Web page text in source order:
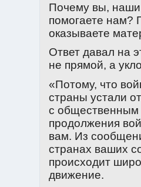
Почему вы, наши
помогаете нам?
оказываете
Ответ давал на
не прямой, а
«Потому, что
страны устали
с общественным
продолжения
вам. Из
странах ваших
происходит
движение.